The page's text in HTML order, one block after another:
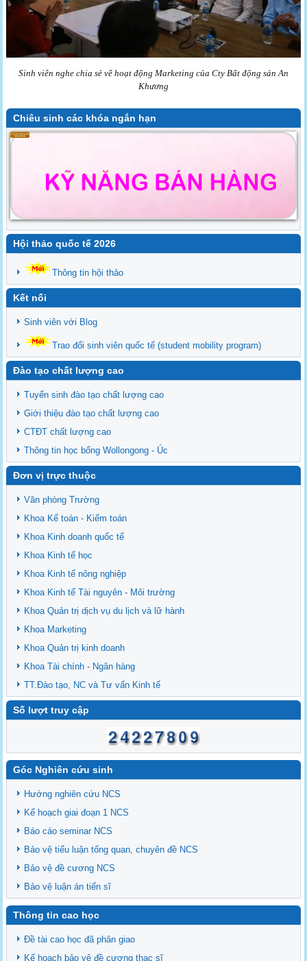
Sinh viên nghe chia sẻ về hoạt động Marketing của Cty Bất động sản An
Khương
Chiêu sinh các khóa ngắn hạn
Hội thảo quốc tế 2026
Thông tin hội thảo
Kết nối
Sinh viên với Blog
Trao đổi sinh viên quốc tế (student mobility program)
Đào tạo chất lượng cao
Tuyển sinh đào tạo chất lượng cao
Giới thiệu đào tạo chất lượng cao
CTĐT chất lượng cao
Thông tin học bổng Wollongong - Úc
Đơn vị trực thuộc
Văn phòng Trường
Khoa Kế toán - Kiểm toán
Khoa Kinh doanh quốc tế
Khoa Kinh tế học
Khoa Kinh tế nông nghiệp
Khoa Kinh tế Tài nguyên - Môi trường
Khoa Quản trị dịch vụ du lịch và lữ hành
Khoa Marketing
Khoa Quản trị kinh doanh
Khoa Tài chính - Ngân hàng
TT.Đào tạo, NC và Tư vấn Kinh tế
Số lượt truy cập
Góc Nghiên cứu sinh
Hướng nghiên cứu NCS
Kế hoạch giai đoạn 1 NCS
Báo cáo seminar NCS
Bảo vệ tiểu luận tổng quan, chuyên đề NCS
Bảo vệ đề cương NCS
Bảo vệ luận án tiến sĩ
Thông tin cao học
Đề tài cao học đã phân giao
Kế hoạch bảo vệ đề cương thạc sĩ